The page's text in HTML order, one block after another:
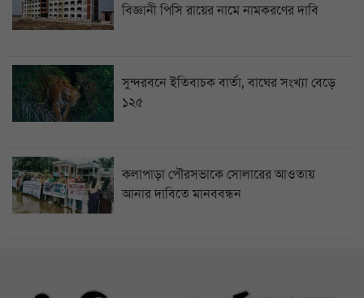
বিজ্ঞানী পিসি রায়ের নামে নামকরণের দাবি
সুন্দরবনে ইতিবাচক বার্তা, বাঘের সংখ্যা বেড়ে
১২৫
কলাপাড়া পৌরসভাকে সোলারের আওতায়
আনার দাবিতে মানববন্ধন